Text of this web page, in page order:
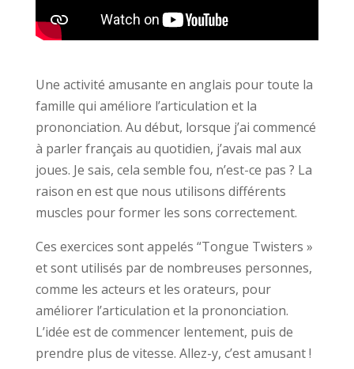
Une activité amusante en anglais pour toute la
famille qui améliore l’articulation et la
prononciation. Au début, lorsque j’ai commencé
à parler français au quotidien, j’avais mal aux
joues. Je sais, cela semble fou, n’est-ce pas ? La
raison en est que nous utilisons différents
muscles pour former les sons correctement.
Ces exercices sont appelés “Tongue Twisters »
et sont utilisés par de nombreuses personnes,
comme les acteurs et les orateurs, pour
améliorer l’articulation et la prononciation.
L’idée est de commencer lentement, puis de
prendre plus de vitesse. Allez-y, c’est amusant !